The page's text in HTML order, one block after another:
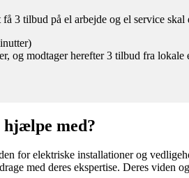
3 tilbud på el arbejde og el service skal
og modtager herefter 3 tilbud fra lokale
med?
for elektriske installationer og
med deres ekspertise. Deres viden